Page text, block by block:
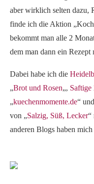
aber wirklich selten dazu,
finde ich die Aktion
bekommt man alle 2
dem man dann ein Rezept
Dabei habe ich die
„Brot und Rosen„, Saftige
„kuechenmomente.de“ und
von „Salzig, Süß, Lecker“
anderen Blogs haben